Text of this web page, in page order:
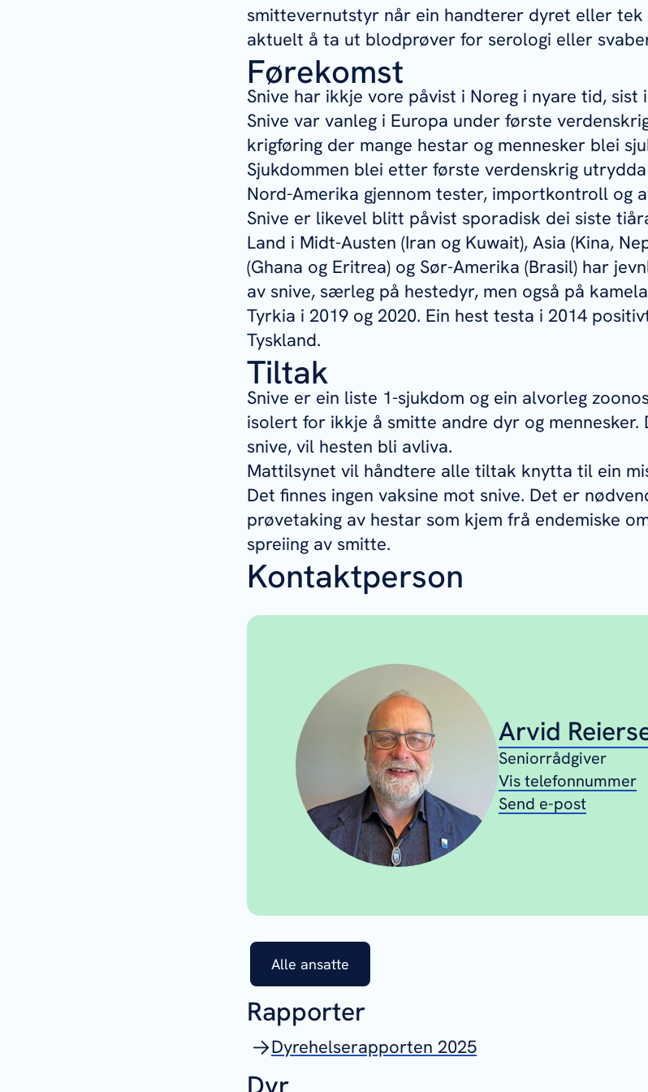
smittevernutstyr når ein handterer dyret eller
aktuelt å ta ut blodprøver for serologi eller
Førekomst
Snive har ikkje vore påvist i Noreg i nyare tid, sist
Snive var vanleg i Europa under første
krigføring der mange hestar og mennesker blei
Sjukdommen blei etter første verdenskrig
Nord-Amerika gjennom tester, importkontroll og
Snive er likevel blitt påvist sporadisk dei siste
Land i Midt-Austen (Iran og Kuwait), Asia (Kina,
(Ghana og Eritrea) og Sør-Amerika (Brasil) har
av snive, særleg på hestedyr, men også på
Tyrkia i 2019 og 2020. Ein hest testa i 2014
Tyskland.
Tiltak
Snive er ein liste 1-sjukdom og ein alvorleg
isolert for ikkje å smitte andre dyr og
snive, vil hesten bli avliva.
Mattilsynet vil håndtere alle tiltak knytta til ein
Det finnes ingen vaksine mot snive. Det er
prøvetaking av hestar som kjem frå endemiske
spreiing av smitte.
Kontaktperson
Arvid
Seniorrådgiver
Vis telefonnummer
Send e-post
Alle ansatte
Rapporter
Dyrehelserapporten 2025
Dyr